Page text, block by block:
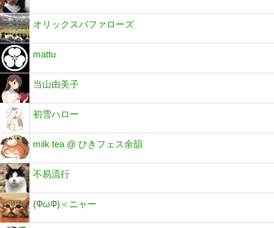
オリックスバファローズ
mattu
当山由美子
初雪ハロー
milk tea @ ひきフェス余韻
不易流行
(ФωФ)＜ニャー